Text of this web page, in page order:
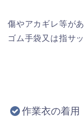
傷やアカギレ等が
ゴム手袋又は指サ
作業衣の着用